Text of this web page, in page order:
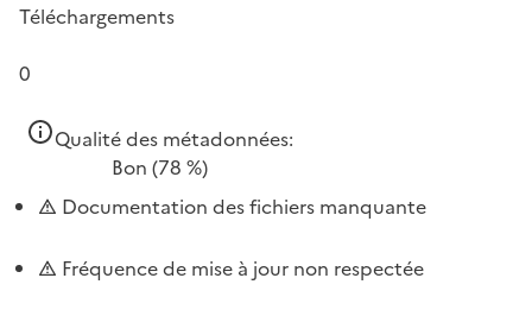
Téléchargements
0
Qualité des métadonnées:
Bon (78 %)
Documentation des fichiers manquante
Fréquence de mise à jour non respectée